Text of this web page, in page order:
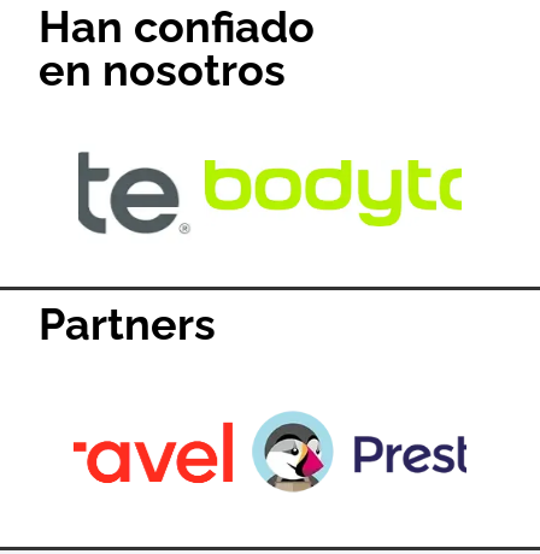
Han confiado
en nosotros
Partners